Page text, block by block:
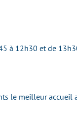
à 12h30 et de
le meilleur accueil